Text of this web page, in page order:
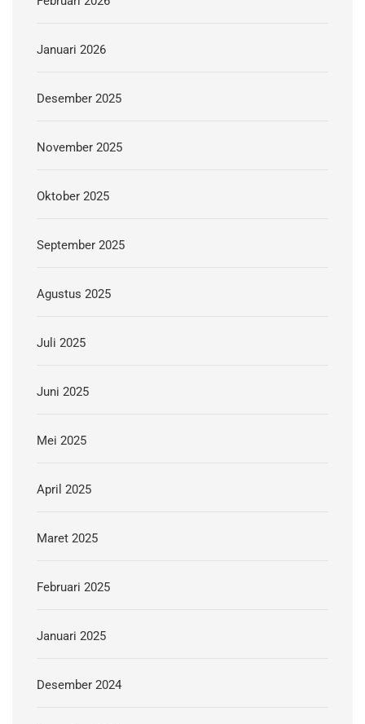
Januari 2026
Desember 2025
November 2025
Oktober 2025
September 2025
Agustus 2025
Juli 2025
Juni 2025
Mei 2025
April 2025
Maret 2025
Februari 2025
Januari 2025
Desember 2024